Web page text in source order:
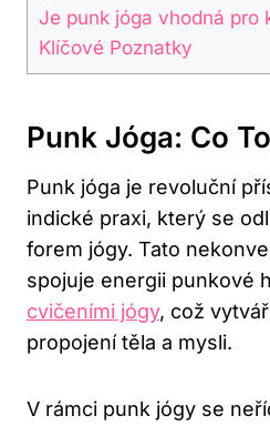
Je punk jóga vhodná pro‌
Klíčové Poznatky
Punk​ Jóga: Co⁣
Punk jóga je revoluční
indické praxi, který se
forem‍ jógy.⁤ Tato
spojuje ​energii punkové⁢
cvičeními jógy, ‍což
propojení těla⁢ a⁤ mysli.
V rámci punk⁢ jógy se